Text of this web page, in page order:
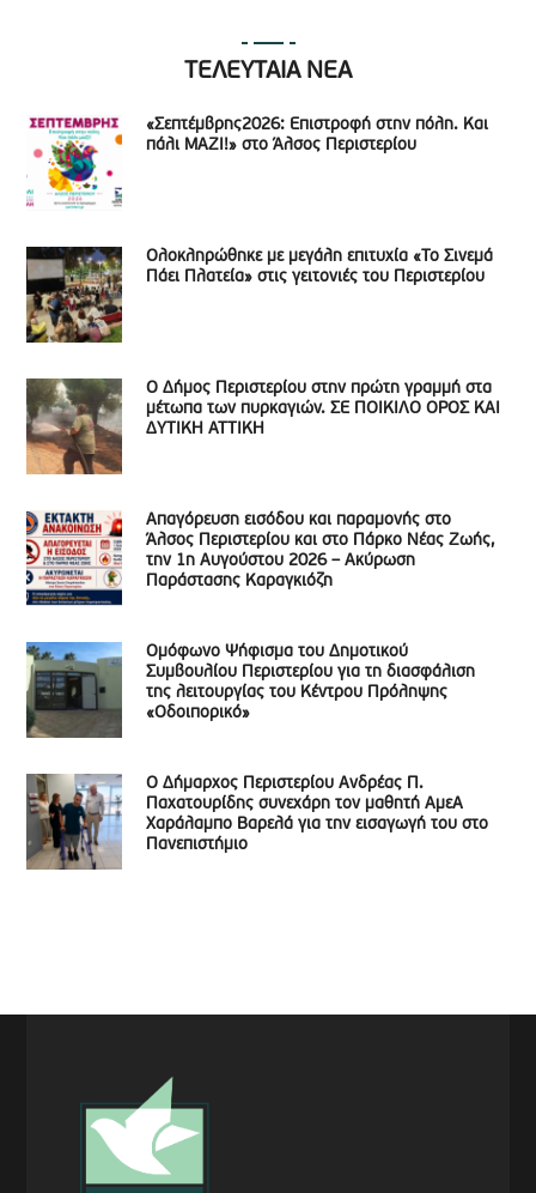
ΤΕΛΕΥΤΑΙΑ ΝΕΑ
«Σεπτέμβρης2026: Επιστροφή στην πόλη. Και
πάλι ΜΑΖΙ!» στο Άλσος Περιστερίου
Ολοκληρώθηκε με μεγάλη επιτυχία «Το Σινεμά
Πάει Πλατεία» στις γειτονιές του Περιστερίου
Ο Δήμος Περιστερίου στην πρώτη γραμμή στα
μέτωπα των πυρκαγιών. ΣΕ ΠΟΙΚΙΛΟ ΟΡΟΣ ΚΑΙ
ΔΥΤΙΚΗ ΑΤΤΙΚΗ
Απαγόρευση εισόδου και παραμονής στο
Άλσος Περιστερίου και στο Πάρκο Νέας Ζωής,
την 1η Αυγούστου 2026 – Ακύρωση
Παράστασης Καραγκιόζη
Ομόφωνο Ψήφισμα του Δημοτικού
Συμβουλίου Περιστερίου για τη διασφάλιση
της λειτουργίας του Κέντρου Πρόληψης
«Οδοιπορικό»
Ο Δήμαρχος Περιστερίου Ανδρέας Π.
Παχατουρίδης συνεχάρη τον μαθητή ΑμεΑ
Χαράλαμπο Βαρελά για την εισαγωγή του στο
Πανεπιστήμιο